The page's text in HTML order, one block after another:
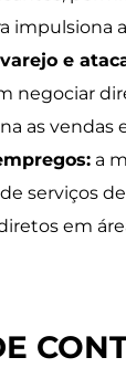
impulsiona
e
negociar
as vendas
: a
serviços
em